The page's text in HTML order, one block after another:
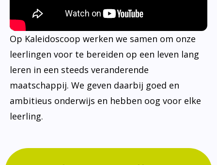
Op Kaleidoscoop werken we samen om onze
leerlingen voor te bereiden op een leven lang
leren in een steeds veranderende
maatschappij. We geven daarbij goed en
ambitieus onderwijs en hebben oog voor elke
leerling.